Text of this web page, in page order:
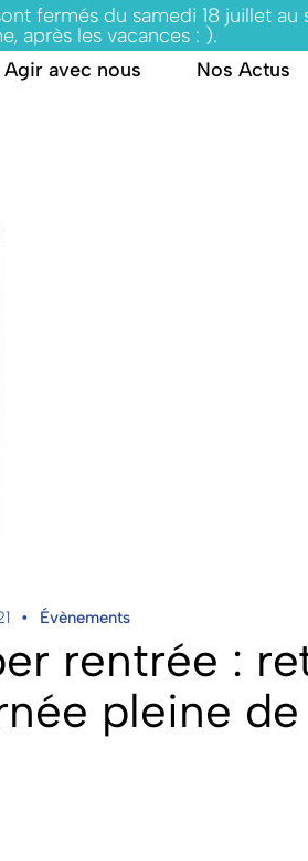
fermés du samedi 18 juillet
après les vacances : ).
Agir avec nous Nos Actus
Évènements
rentrée :
pleine